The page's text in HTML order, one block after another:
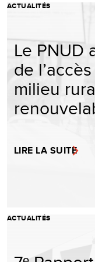
ACTUALITÉS
Le PNUD
de
milieu
LIRE LA SUITE
ACTUALITÉS